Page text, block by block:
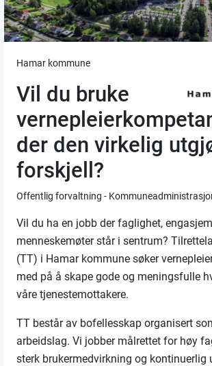
Hamar kommune
Vil du bruke
der den virkelig
forskjell?
Offentlig forvaltning -
Vil du ha en jobb der faglighet,
menneskemøter står i sentrum?
(TT) i Hamar kommune søker
med på å skape gode og meningsfulle
våre tjenestemottakere.
TT består av bofellesskap organisert
arbeidslag. Vi jobber målrettet for høy
sterk brukermedvirkning og kontinuerlig